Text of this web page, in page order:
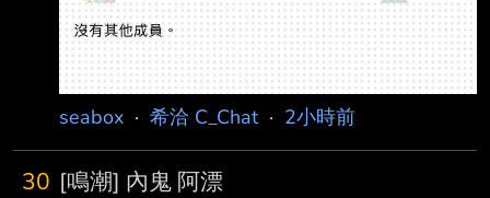
seabox · 希洽 C_Chat· 2小時前
30 [鳴潮] 內鬼 阿漂